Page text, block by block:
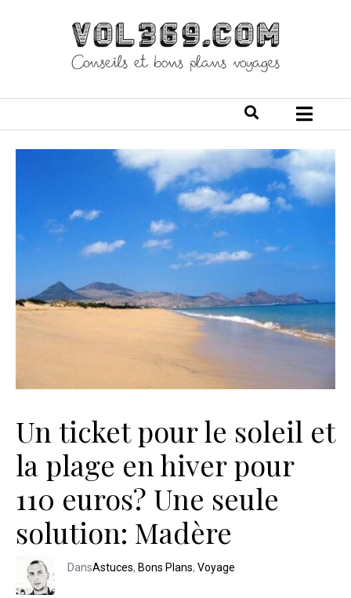
DansAstuces, Bons Plans, Voyage
Un ticket pour le soleil et
la plage en hiver pour
110 euros? Une seule
solution: Madère